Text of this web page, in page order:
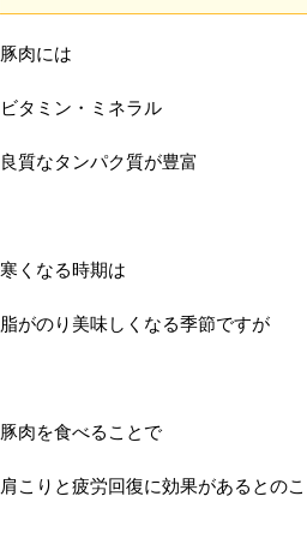
豚肉には
ビタミン・ミネラル
良質なタンパク質が豊富
寒くなる時期は
脂がのり美味しくなる季節ですが
豚肉を食べることで
肩こりと疲労回復に効果があるとの